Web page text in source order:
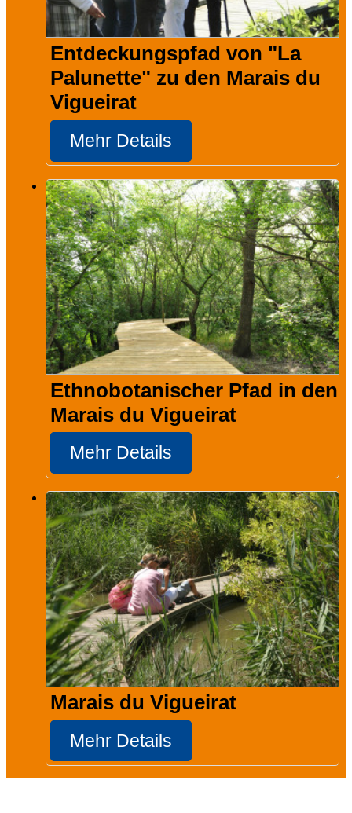
Entdeckungspfad von "La
Palunette" zu den Marais du
Vigueirat
Mehr Details
Ethnobotanischer Pfad in den
Marais du Vigueirat
Mehr Details
Marais du Vigueirat
Mehr Details